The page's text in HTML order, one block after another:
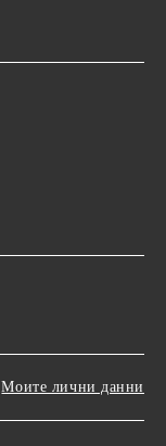
Моите лични данни